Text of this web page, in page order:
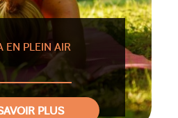
EN PLEIN AIR
PLUS